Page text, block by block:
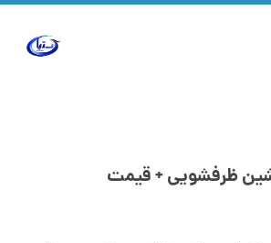
ظرفشویی + قیمت